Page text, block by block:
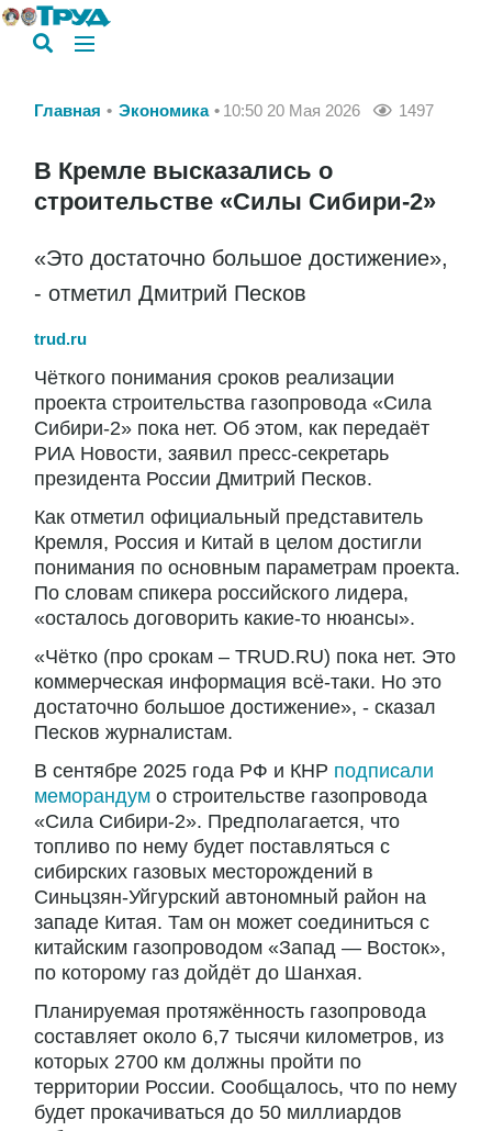
Главная Экономика 10:50 20 Мая 2026 1497
В Кремле высказались о
строительстве «Силы Сибири-2»
«Это достаточно большое достижение»,
- отметил Дмитрий Песков
trud.ru
Чёткого понимания сроков реализации
проекта строительства газопровода «Сила
Сибири-2» пока нет. Об этом, как передаёт
РИА Новости, заявил пресс-секретарь
президента России Дмитрий Песков.
Как отметил официальный представитель
Кремля, Россия и Китай в целом достигли
понимания по основным параметрам проекта.
По словам спикера российского лидера,
«осталось договорить какие-то нюансы».
«Чётко (про срокам – TRUD.RU) пока нет. Это
коммерческая информация всё-таки. Но это
достаточно большое достижение», - сказал
Песков журналистам.
В сентябре 2025 года РФ и КНР подписали
меморандум о строительстве газопровода
«Сила Сибири-2». Предполагается, что
топливо по нему будет поставляться с
сибирских газовых месторождений в
Синьцзян-Уйгурский автономный район на
западе Китая. Там он может соединиться с
китайским газопроводом «Запад — Восток»,
по которому газ дойдёт до Шанхая.
Планируемая протяжённость газопровода
составляет около 6,7 тысячи километров, из
которых 2700 км должны пройти по
территории России. Сообщалось, что по нему
будет прокачиваться до 50 миллиардов